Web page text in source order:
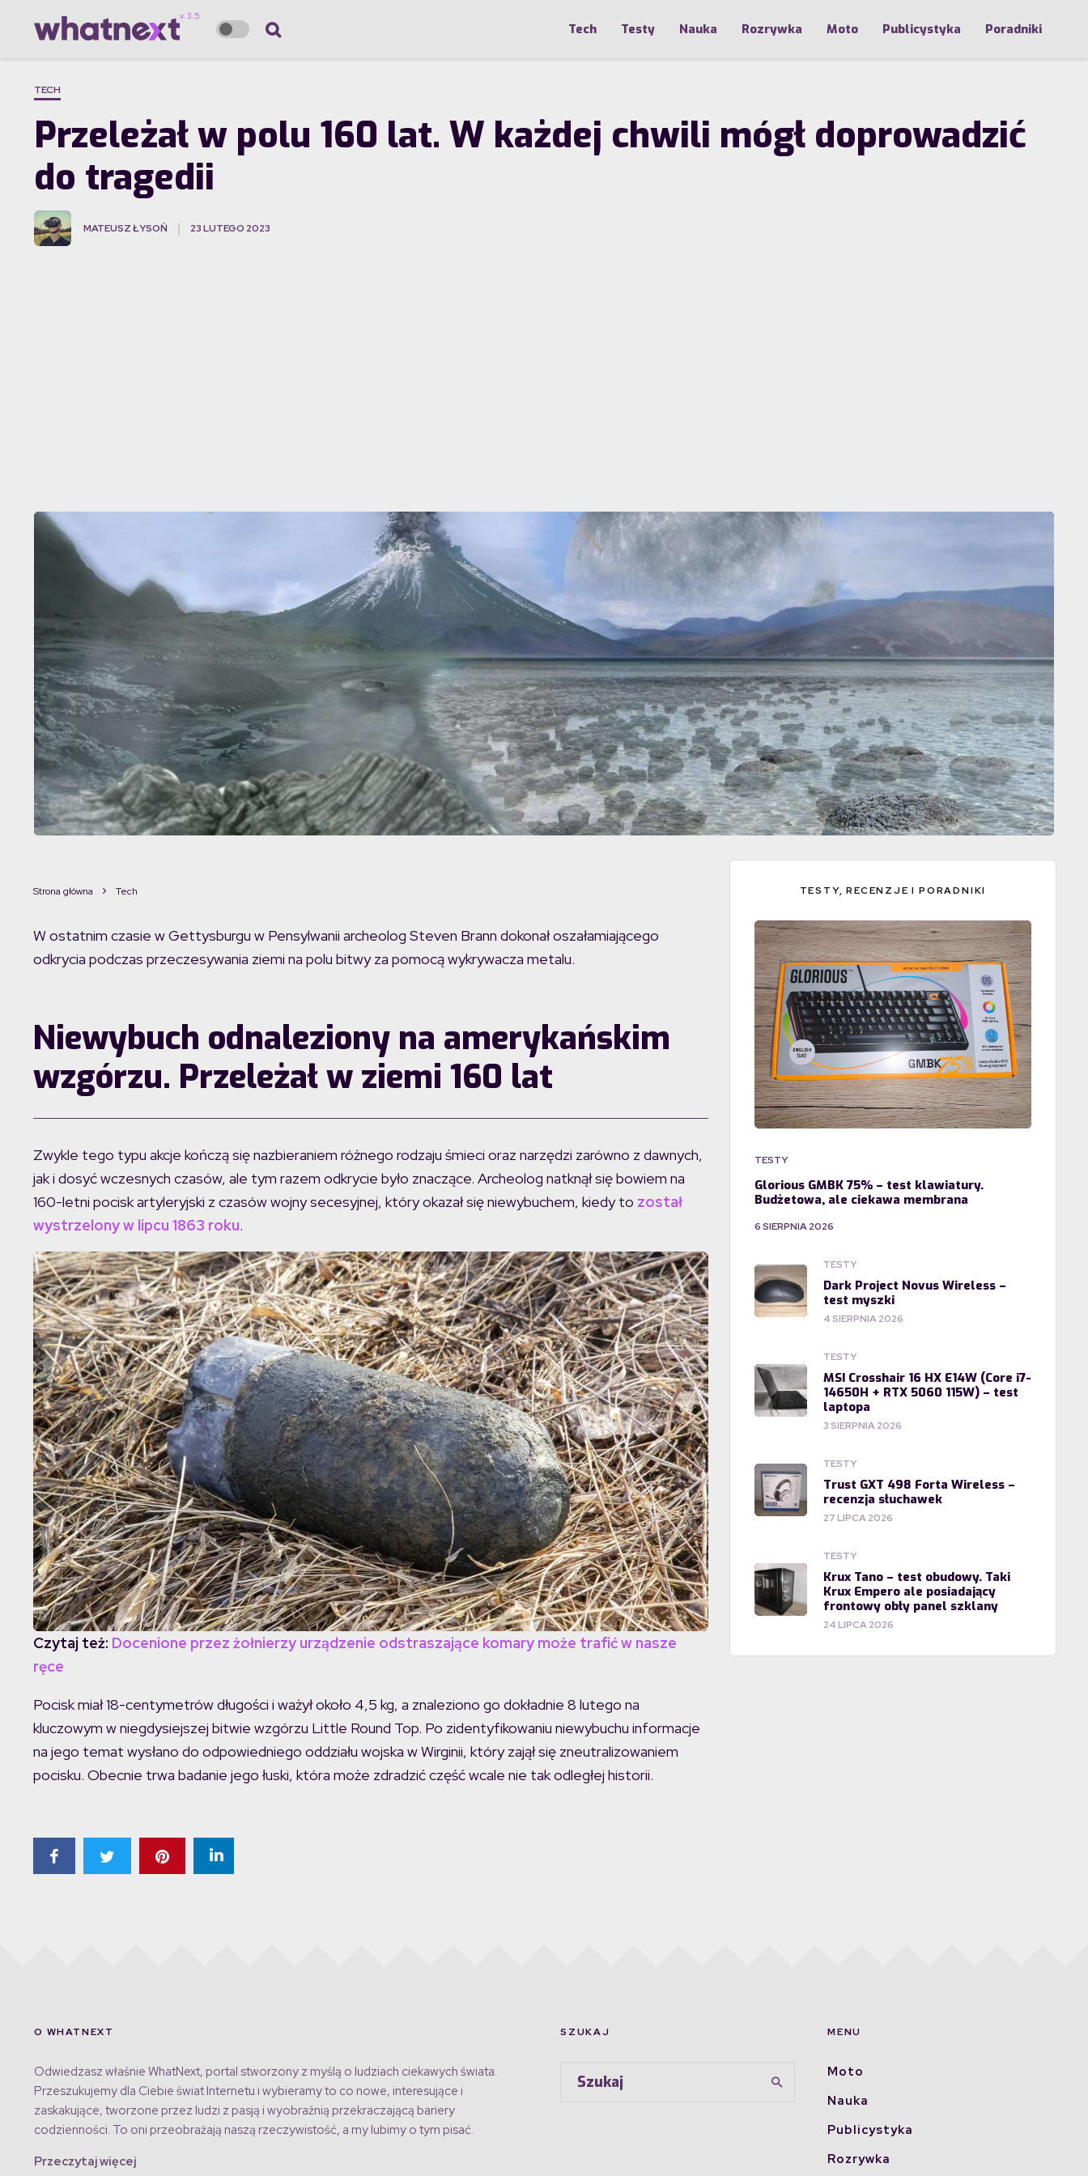
Tech Testy Nauka Rozrywka Moto Publicystyka Poradniki
TECH
Przeleżał w polu 160 lat. W każdej chwili mógł doprowadzić
do tragedii
MATEUSZ ŁYSOŃ 23 LUTEGO 2023
Strona główna Tech
W ostatnim czasie w Gettysburgu w Pensylwanii archeolog Steven Brann dokonał oszałamiającego
odkrycia podczas przeczesywania ziemi na polu bitwy za pomocą wykrywacza metalu.
Niewybuch odnaleziony na amerykańskim
wzgórzu. Przeleżał w ziemi 160 lat
Zwykle tego typu akcje kończą się nazbieraniem różnego rodzaju śmieci oraz narzędzi zarówno z dawnych,
jak i dosyć wczesnych czasów, ale tym razem odkrycie było znaczące. Archeolog natknął się bowiem na
160-letni pocisk artyleryjski z czasów wojny secesyjnej, który okazał się niewybuchem, kiedy to został
wystrzelony w lipcu 1863 roku.
Czytaj też: Docenione przez żołnierzy urządzenie odstraszające komary może trafić w nasze
ręce
Pocisk miał 18-centymetrów długości i ważył około 4,5 kg, a znaleziono go dokładnie 8 lutego na
kluczowym w niegdysiejszej bitwie wzgórzu Little Round Top. Po zidentyfikowaniu niewybuchu informacje
na jego temat wysłano do odpowiedniego oddziału wojska w Wirginii, który zajął się zneutralizowaniem
pocisku. Obecnie trwa badanie jego łuski, która może zdradzić część wcale nie tak odległej historii.
TESTY, RECENZJE I PORADNIKI
TESTY
Glorious GMBK 75% – test klawiatury.
Budżetowa, ale ciekawa membrana
6 SIERPNIA 2026
TESTY
Dark Project Novus Wireless –
test myszki
4 SIERPNIA 2026
TESTY
MSI Crosshair 16 HX E14W (Core i7-
14650H + RTX 5060 115W) – test
laptopa
3 SIERPNIA 2026
TESTY
Trust GXT 498 Forta Wireless –
recenzja słuchawek
27 LIPCA 2026
TESTY
Krux Tano – test obudowy. Taki
Krux Empero ale posiadający
frontowy obły panel szklany
24 LIPCA 2026
O WHATNEXT
Odwiedzasz właśnie WhatNext, portal stworzony z myślą o ludziach ciekawych świata.
Przeszukujemy dla Ciebie świat Internetu i wybieramy to co nowe, interesujące i
zaskakujące, tworzone przez ludzi z pasją i wyobraźnią przekraczającą bariery
codzienności. To oni przeobrażają naszą rzeczywistość, a my lubimy o tym pisać.
Przeczytaj więcej
SZUKAJ MENU
Moto
Nauka
Publicystyka
Rozrywka